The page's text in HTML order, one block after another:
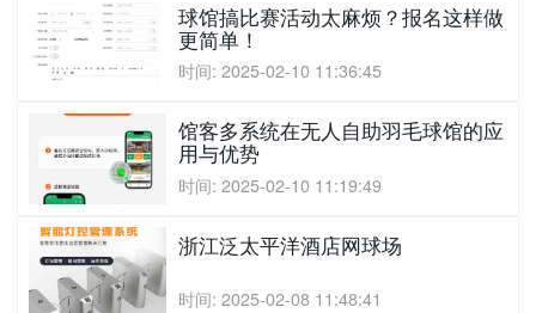
球馆搞比赛活动太麻烦？报名这样做
更简单！
时间: 2025-02-10 11:36:45
馆客多系统在无人自助羽毛球馆的应
用与优势
时间: 2025-02-10 11:19:49
浙江泛太平洋酒店网球场
时间: 2025-02-08 11:48:41